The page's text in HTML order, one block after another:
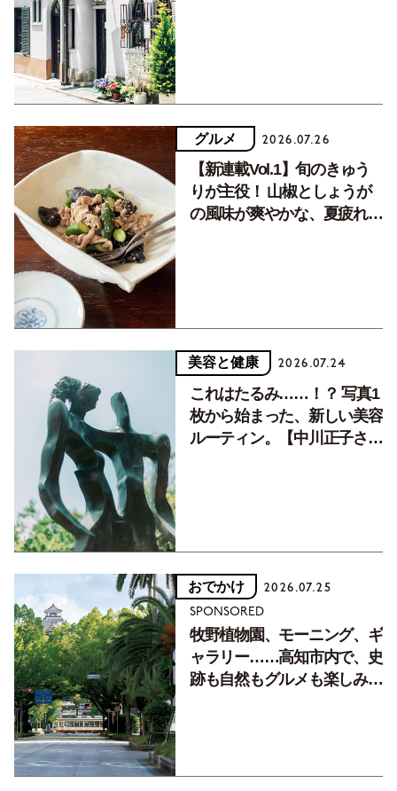
グルメ 2026.07.26
【新連載Vol.1】旬のきゅう
りが主役！ 山椒としょうが
の風味が爽やかな、夏疲れを
美容と健康 2026.07.24
これはたるみ……！？ 写真1
枚から始まった、新しい美容
ルーティン。【中川正子さん
おでかけ 2026.07.25
SPONSORED
牧野植物園、モーニング、ギ
ャラリー……高知市内で、史
跡も自然もグルメも楽しみ尽